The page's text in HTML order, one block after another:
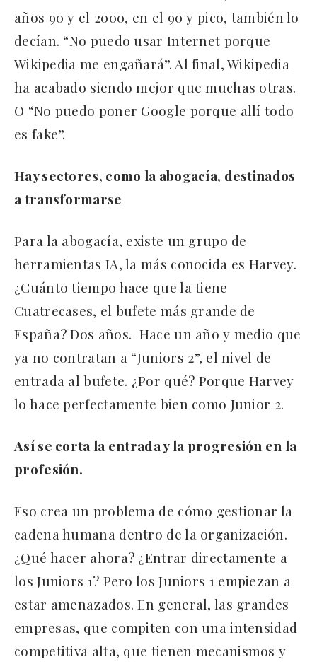
años 90 y el 2000, en el 90 y pico, también lo
decían. “No puedo usar Internet porque
Wikipedia me engañará”. Al final, Wikipedia
ha acabado siendo mejor que muchas otras.
O “No puedo poner Google porque allí todo
es fake”.
Hay sectores, como la abogacía, destinados
a transformarse
Para la abogacía, existe un grupo de
herramientas IA, la más conocida es Harvey.
¿Cuánto tiempo hace que la tiene
Cuatrecases, el bufete más grande de
España? Dos años. Hace un año y medio que
ya no contratan a “Juniors 2”, el nivel de
entrada al bufete. ¿Por qué? Porque Harvey
lo hace perfectamente bien como Junior 2.
Así se corta la entrada y la progresión en la
profesión.
Eso crea un problema de cómo gestionar la
cadena humana dentro de la organización.
¿Qué hacer ahora? ¿Entrar directamente a
los Juniors 1? Pero los Juniors 1 empiezan a
estar amenazados. En general, las grandes
empresas, que compiten con una intensidad
competitiva alta, que tienen mecanismos y